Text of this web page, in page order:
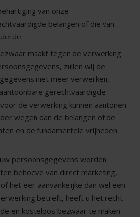
van onze
belangen of die van
maakt tegen de verwerking
zullen wij de
niet meer verwerken,
gerechtvaardigde
de verwerking kunnen aantonen
wegen dan de belangen of de
en de fundamentele vrijheden
persoonsgegevens worden
behoeve van direct marketing,
het een aanvankelijke dan wel een
betreft, heeft u het recht
en kosteloos bezwaar te maken